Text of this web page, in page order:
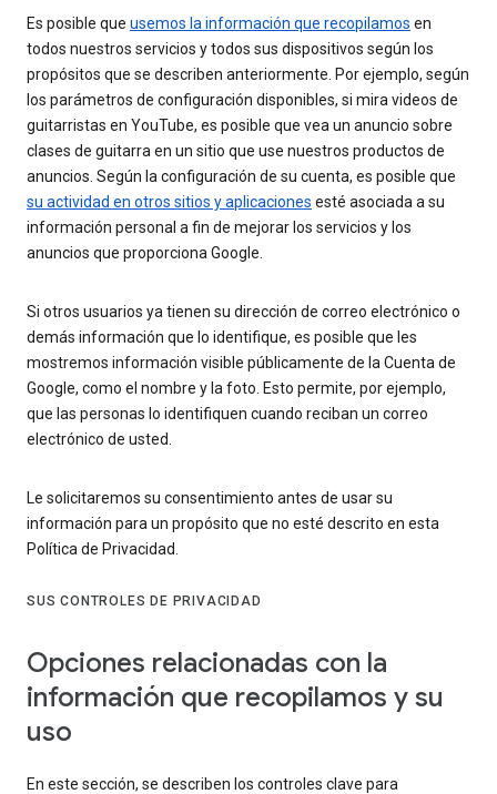
Es posible que usemos la información que recopilamos en
todos nuestros servicios y todos sus dispositivos según los
propósitos que se describen anteriormente. Por ejemplo, según
los parámetros de configuración disponibles, si mira videos de
guitarristas en YouTube, es posible que vea un anuncio sobre
clases de guitarra en un sitio que use nuestros productos de
anuncios. Según la configuración de su cuenta, es posible que
su actividad en otros sitios y aplicaciones esté asociada a su
información personal a fin de mejorar los servicios y los
anuncios que proporciona Google.
Si otros usuarios ya tienen su dirección de correo electrónico o
demás información que lo identifique, es posible que les
mostremos información visible públicamente de la Cuenta de
Google, como el nombre y la foto. Esto permite, por ejemplo,
que las personas lo identifiquen cuando reciban un correo
electrónico de usted.
Le solicitaremos su consentimiento antes de usar su
información para un propósito que no esté descrito en esta
Política de Privacidad.
SUS CONTROLES DE PRIVACIDAD
Opciones relacionadas con la
información que recopilamos y su
uso
En este sección, se describen los controles clave para